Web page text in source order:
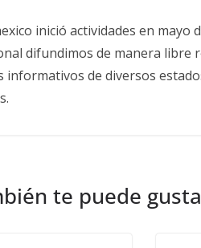
inició actividades en mayo
difundimos de manera libre
informativos de diversos
te puede